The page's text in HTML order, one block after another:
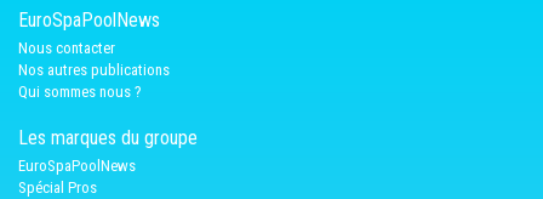
EuroSpaPoolNews
Nous contacter
Nos autres publications
Qui sommes nous ?
Les marques du groupe
EuroSpaPoolNews
Spécial Pros